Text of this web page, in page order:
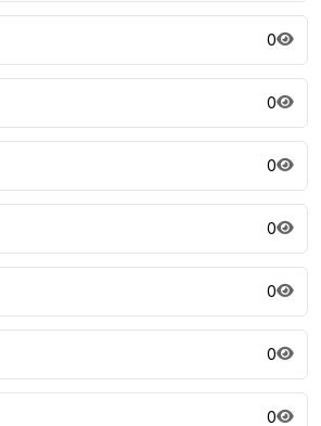
0
0
0
0
0
0
0